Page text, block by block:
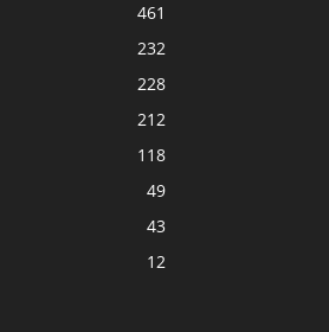
461
232
228
212
118
49
43
12